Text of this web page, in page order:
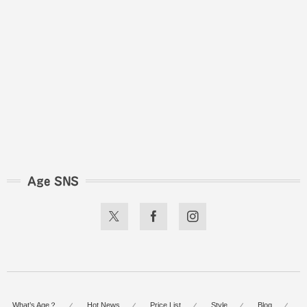
Age SNS
What’s Age？ Hot News Price List Style Blog